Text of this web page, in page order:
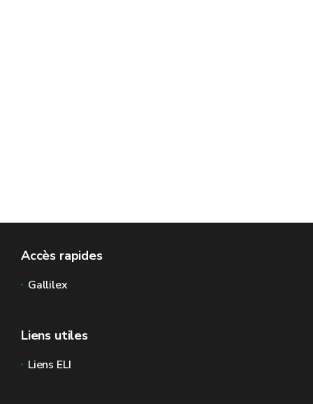
Accès rapides
Gallilex
Liens utiles
Liens ELI